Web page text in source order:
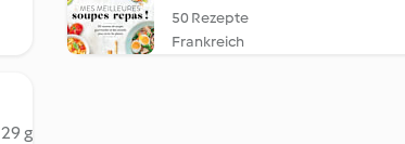
29 g
50 Rezepte
Frankreich